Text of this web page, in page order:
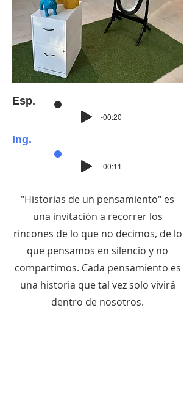
Esp.
Ing.
-00:20
-00:11
"Historias de un pensamiento" es
una invitación a recorrer los
rincones de lo que no decimos, de lo
que pensamos en silencio y no
compartimos. Cada pensamiento es
una historia que tal vez solo vivirá
dentro de nosotros.